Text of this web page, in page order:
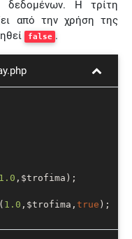
δεδομένων. Η τρίτη
από την χρήση της
false .
1.0 ,$trofima);
1.0 ,$trofima, true